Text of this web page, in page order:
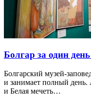
Болгар за один
Болгарский музей-
и занимает полный день.
и Белая мечеть…